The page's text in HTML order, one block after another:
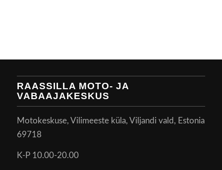
RAASSILLA MOTO- JA
VABAAJAKESKUS
Motokeskuse, Vilimeeste küla, Viljandi vald, Estonia
69718
K-P 10.00-20.00